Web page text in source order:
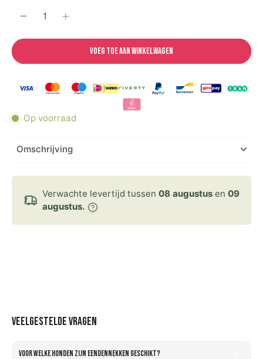
Voeg toe aan winkelwagen
Op voorraad
Omschrijving
Verwachte levertijd tussen 08 augustus en 09
augustus.
Veelgestelde vragen
Voor welke honden zijn eendennekken geschikt?